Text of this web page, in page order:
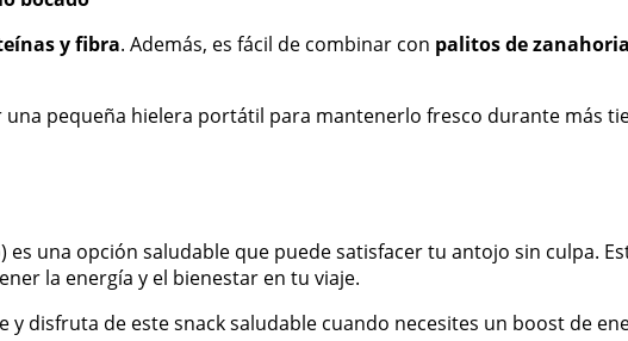
y fibra. Además, es fácil de combinar con palitos de
una pequeña hielera portátil para mantenerlo fresco durante más
es una opción saludable que puede satisfacer tu antojo sin culpa.
la energía y el bienestar en tu viaje.
disfruta de este snack saludable cuando necesites un boost de